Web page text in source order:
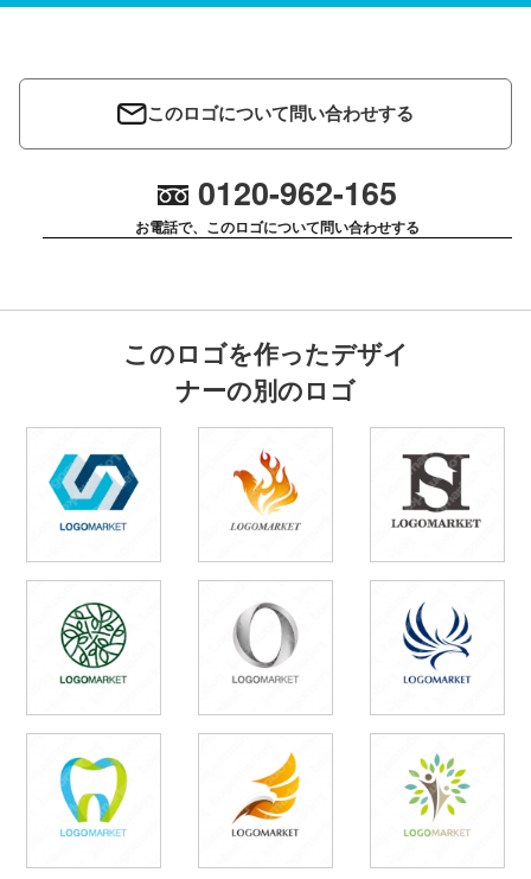
このロゴについて問い合わせする
0120-962-165
お電話で、このロゴについて問い合わせする
このロゴを作ったデザイ
ナーの別のロゴ